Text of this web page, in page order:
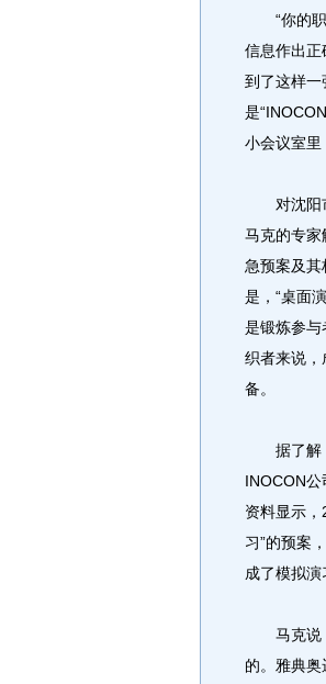
“你的职
信息作出
到了这样一
是
小会议室里
对沈阳市
马克的专家
急预案及其
是，“桌面
是锻炼参与
织者来说，
备。
据了解，
INOCON
资料显示
习”的预案
成了模拟演
马克说：
的。雅典